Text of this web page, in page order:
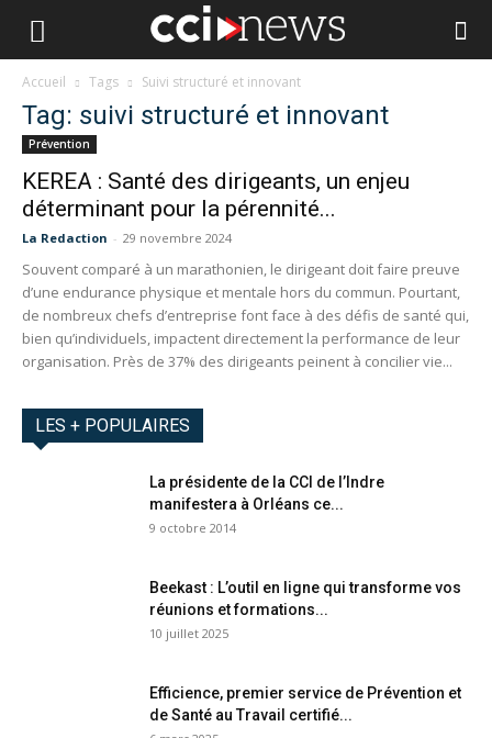
Accueil Tags Suivi structuré et innovant
Tag: suivi structuré et innovant
Prévention
KEREA : Santé des dirigeants, un enjeu
déterminant pour la pérennité...
La Redaction - 29 novembre 2024
Souvent comparé à un marathonien, le dirigeant doit faire preuve
d’une endurance physique et mentale hors du commun. Pourtant,
de nombreux chefs d’entreprise font face à des défis de santé qui,
bien qu’individuels, impactent directement la performance de leur
organisation. Près de 37% des dirigeants peinent à concilier vie...
LES + POPULAIRES
La présidente de la CCI de l’Indre
manifestera à Orléans ce...
9 octobre 2014
Beekast : L’outil en ligne qui transforme vos
réunions et formations...
10 juillet 2025
Efficience, premier service de Prévention et
de Santé au Travail certifié...